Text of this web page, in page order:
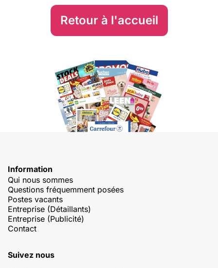
Retour à l'accueil
Information
Qui nous sommes
Questions fréquemment posées
Postes vacants
Entreprise (Détaillants)
Entreprise (Publicité)
Contact
Suivez nous